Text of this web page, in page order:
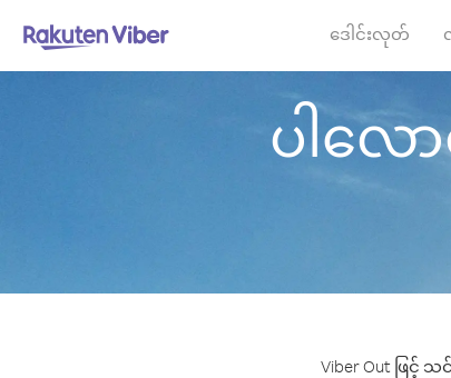
ဒေါင်းလုတ်
ပါလေ
Viber Out ဖြ